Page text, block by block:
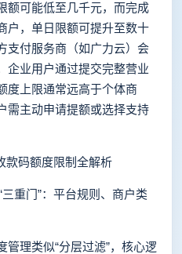
额可能低至几千元，而完成
户，单日限额可提升至数十
支付服务商（如广力云）会
企业用户通过提交完整营业
度上限通常远高于个体商
需主动申请提额或选择支持
码额度限制全解析
重门”：平台规则、商户类
理类似“分层过滤”，核心逻